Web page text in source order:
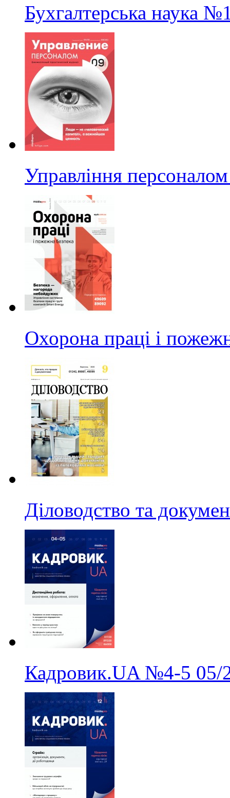
Бухгалтерська наука
Управління персоналом
Охорона праці і
Діловодство та
Кадровик.UA №4-5 05/